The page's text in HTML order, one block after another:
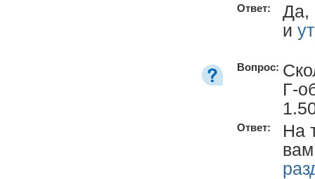
Ответ:
Да,
и
Вопрос:
Г-
Ответ:
На